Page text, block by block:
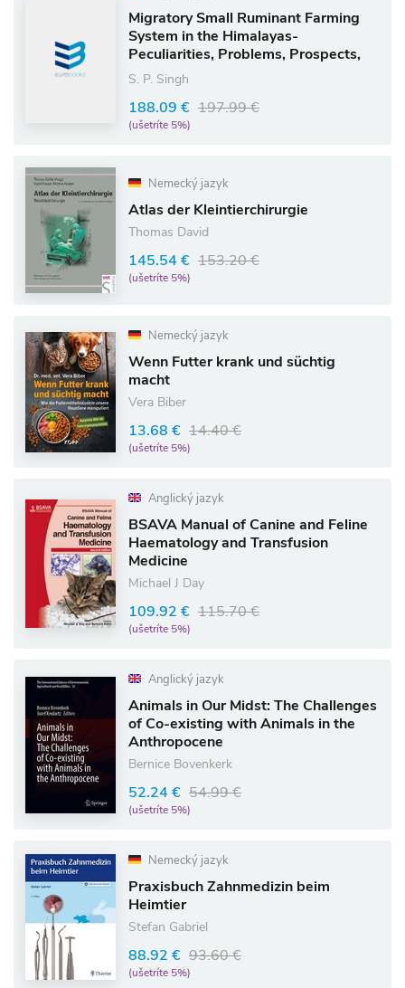
Migratory Small Ruminant Farming
System in the Himalayas-
Peculiarities, Problems, Prospects,
Climate Effects, Nutrition and Health
S. P. Singh
188.09 € 197.99 €
(ušetríte 5%)
Nemecký jazyk
Atlas der Kleintierchirurgie
Thomas David
145.54 € 153.20 €
(ušetríte 5%)
Nemecký jazyk
Wenn Futter krank und süchtig
macht
Vera Biber
13.68 € 14.40 €
(ušetríte 5%)
Anglický jazyk
BSAVA Manual of Canine and Feline
Haematology and Transfusion
Medicine
Michael J Day
109.92 € 115.70 €
(ušetríte 5%)
Anglický jazyk
Animals in Our Midst: The Challenges
of Co-existing with Animals in the
Anthropocene
Bernice Bovenkerk
52.24 € 54.99 €
(ušetríte 5%)
Nemecký jazyk
Praxisbuch Zahnmedizin beim
Heimtier
Stefan Gabriel
88.92 € 93.60 €
(ušetríte 5%)